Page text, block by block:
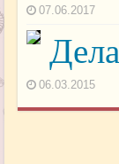
07.06.2017
06.03.2015